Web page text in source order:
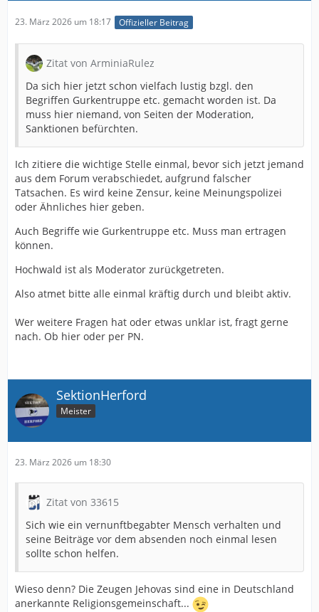
23. März 2026 um 18:17 Offizieller Beitrag
Zitat von ArminiaRulez
Da sich hier jetzt schon vielfach lustig bzgl. den
Begriffen Gurkentruppe etc. gemacht worden ist. Da
muss hier niemand, von Seiten der Moderation,
Sanktionen befürchten.
Ich zitiere die wichtige Stelle einmal, bevor sich jetzt jemand
aus dem Forum verabschiedet, aufgrund falscher
Tatsachen. Es wird keine Zensur, keine Meinungspolizei
oder Ähnliches hier geben.
Auch Begriffe wie Gurkentruppe etc. Muss man ertragen
können.
Hochwald ist als Moderator zurückgetreten.
Also atmet bitte alle einmal kräftig durch und bleibt aktiv.
Wer weitere Fragen hat oder etwas unklar ist, fragt gerne
nach. Ob hier oder per PN.
SektionHerford
Meister
23. März 2026 um 18:30
Zitat von 33615
Sich wie ein vernunftbegabter Mensch verhalten und
seine Beiträge vor dem absenden noch einmal lesen
sollte schon helfen.
Wieso denn? Die Zeugen Jehovas sind eine in Deutschland
anerkannte Religionsgemeinschaft...